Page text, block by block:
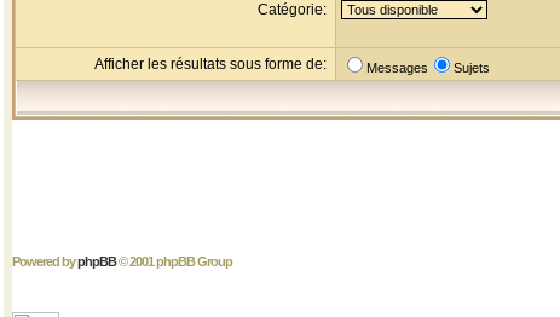
Catégorie:
Afficher les résultats sous forme de: Messages Sujets
Powered byphpBB© 2001 phpBB Group